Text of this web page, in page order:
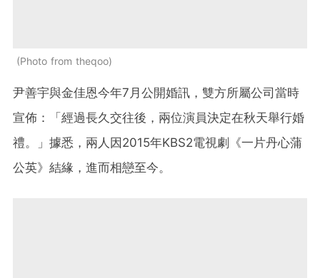
Photo from theqoo
尹善宇與金佳恩今年7月公開婚訊，雙方所屬公司當時
宣佈：「經過長久交往後，兩位演員決定在秋天舉行婚
禮。」據悉，兩人因2015年KBS2電視劇《一片丹心蒲
公英》結緣，進而相戀至今。